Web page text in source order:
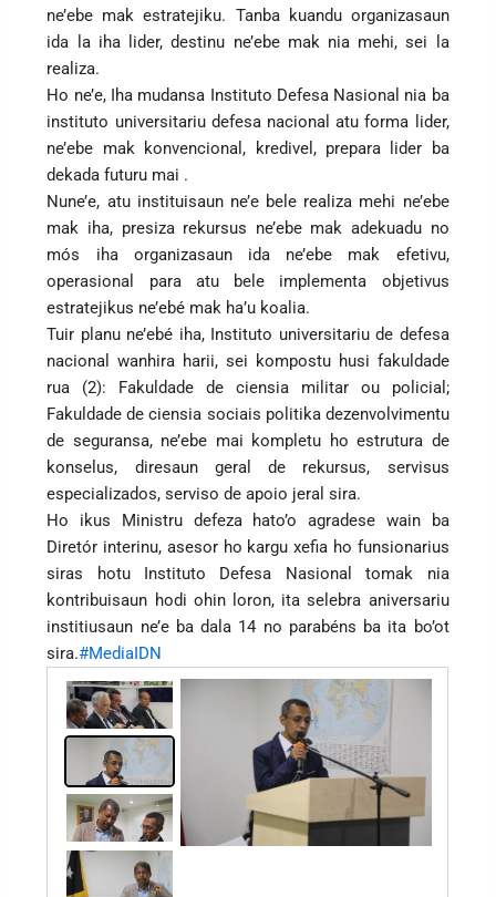
ne’ebe mak estratejiku. Tanba kuandu organizasaun
ida la iha lider, destinu ne’ebe mak nia mehi, sei la
realiza.
Ho ne’e, Iha mudansa Instituto Defesa Nasional nia ba
instituto universitariu defesa nacional atu forma lider,
ne’ebe mak konvencional, kredivel, prepara lider ba
dekada futuru mai .
Nune’e, atu instituisaun ne’e bele realiza mehi ne’ebe
mak iha, presiza rekursus ne’ebe mak adekuadu no
mós iha organizasaun ida ne’ebe mak efetivu,
operasional para atu bele implementa objetivus
estratejikus ne’ebé mak ha’u koalia.
Tuir planu ne’ebé iha, Instituto universitariu de defesa
nacional wanhira harii, sei kompostu husi fakuldade
rua (2): Fakuldade de ciensia militar ou policial;
Fakuldade de ciensia sociais politika dezenvolvimentu
de seguransa, ne’ebe mai kompletu ho estrutura de
konselus, diresaun geral de rekursus, servisus
especializados, serviso de apoio jeral sira.
Ho ikus Ministru defeza hato’o agradese wain ba
Diretór interinu, asesor ho kargu xefia ho funsionarius
siras hotu Instituto Defesa Nasional tomak nia
kontribuisaun hodi ohin loron, ita selebra aniversariu
institiusaun ne’e ba dala 14 no parabéns ba ita bo’ot
sira.#MediaIDN